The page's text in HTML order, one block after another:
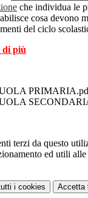
che individua le
cosa devono
del ciclo
di più
terzi da questo
ed utili
i cookies Accetta